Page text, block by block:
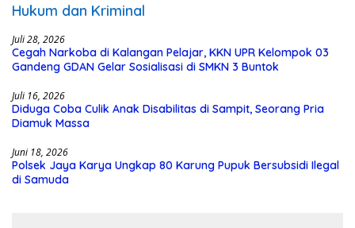
Hukum dan Kriminal
Juli 28, 2026
Cegah Narkoba di Kalangan Pelajar, KKN UPR Kelompok 03
Gandeng GDAN Gelar Sosialisasi di SMKN 3 Buntok
Juli 16, 2026
Diduga Coba Culik Anak Disabilitas di Sampit, Seorang Pria
Diamuk Massa
Juni 18, 2026
Polsek Jaya Karya Ungkap 80 Karung Pupuk Bersubsidi Ilegal
di Samuda